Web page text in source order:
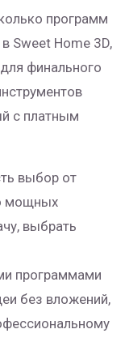
программ
Sweet Home 3D,
финального
с платным
выбор от
мощных
выбрать
программами
без вложений,